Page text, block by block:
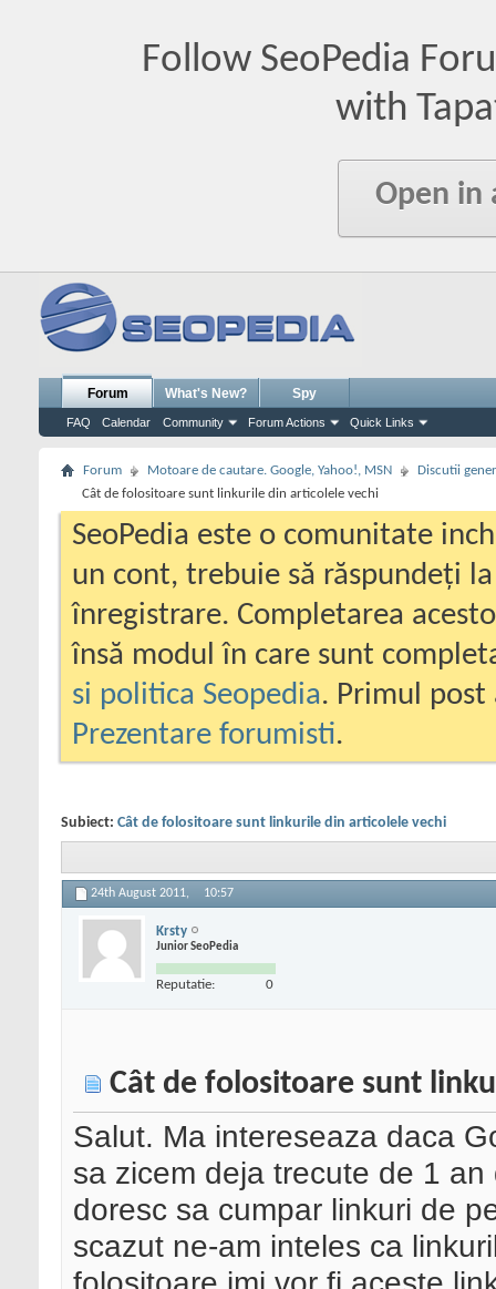
Follow SeoPedia
with
Open in
Forum
FAQ Calendar Community Forum Actions Quick Links
What's New? Spy
Forum Motoare de cautare. Google, Yahoo!, MSN
Discutii
Cât de folositoare sunt linkurile din articolele vechi
SeoPedia este o comunitate
un cont, trebuie să răspundeți
înregistrare. Completarea
însă modul în care sunt
si politica Seopedia. Primul
Prezentare forumisti.
Subiect: Cât de folositoare sunt linkurile din articolele vechi
24th August 2011, 10:57
Krsty
Junior SeoPedia
Reputatie: 0
Cât de folositoare sunt
Salut. Ma intereseaza daca
sa zicem deja trecute de 1
doresc sa cumpar linkuri de
scazut ne-am inteles ca